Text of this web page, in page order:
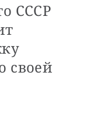
СССР
своей